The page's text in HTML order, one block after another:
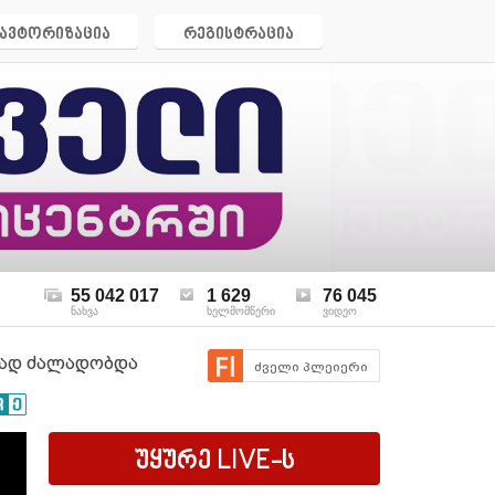
ავტორიზაცია რეგისტრაცია
55 042 017
ნახვა
1 629
ხელმომწერი
76 045
ვიდეო
ძალადობდა ძველი პლეიერი
უყურე LIVE-ს